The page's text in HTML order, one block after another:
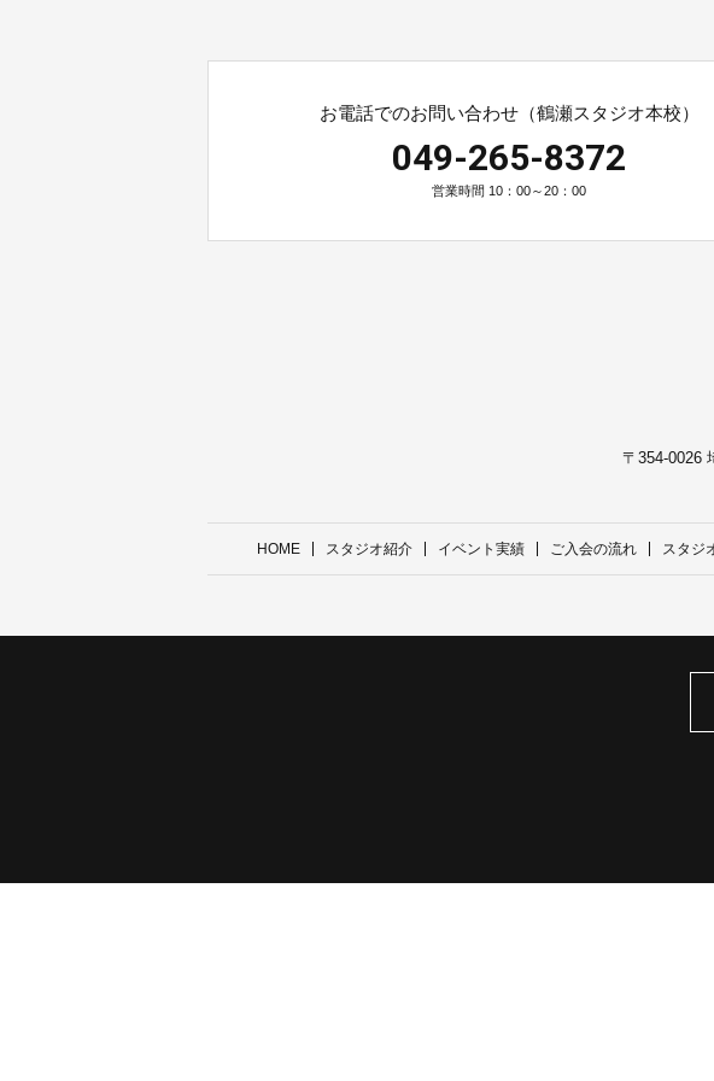
お電話でのお問い合わせ（鶴瀬スタジオ本校）
049-265-8372
営業時間 10：00～20：00
〒354-0026
HOME スタジオ紹介 イベント実績 ご入会の流れ スタジ